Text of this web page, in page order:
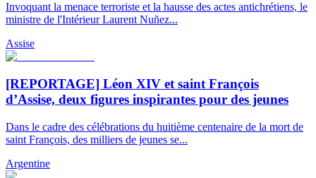
Invoquant la menace terroriste et la hausse des actes antichrétiens, le
ministre de l'Intérieur Laurent Nuñez...
Assise
[REPORTAGE] Léon XIV et saint François
d’Assise, deux figures inspirantes pour des jeunes
Dans le cadre des célébrations du huitième centenaire de la mort de
saint François, des milliers de jeunes se...
Argentine